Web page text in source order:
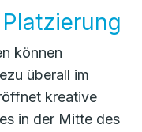
können
überall im
kreative
in der Mitte des